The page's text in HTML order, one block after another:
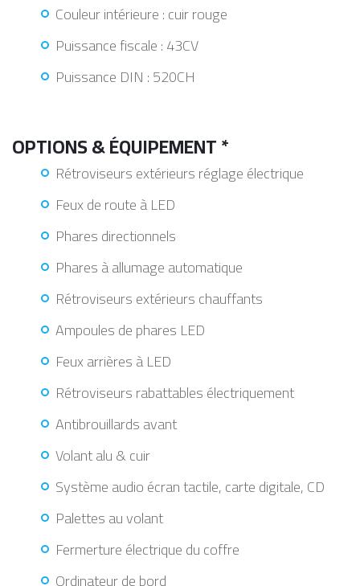
Couleur intérieure : cuir rouge
Puissance fiscale : 43CV
Puissance DIN : 520CH
OPTIONS & ÉQUIPEMENT *
Rétroviseurs extérieurs réglage électrique
Feux de route à LED
Phares directionnels
Phares à allumage automatique
Rétroviseurs extérieurs chauffants
Ampoules de phares LED
Feux arrières à LED
Rétroviseurs rabattables électriquement
Antibrouillards avant
Volant alu & cuir
Système audio écran tactile, carte digitale, CD
Palettes au volant
Fermerture électrique du coffre